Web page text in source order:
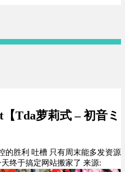
Tda萝莉式 – 初音ミ
的胜利 吐槽 只有周末能多发资源
终于搞定网站搬家了 来源: